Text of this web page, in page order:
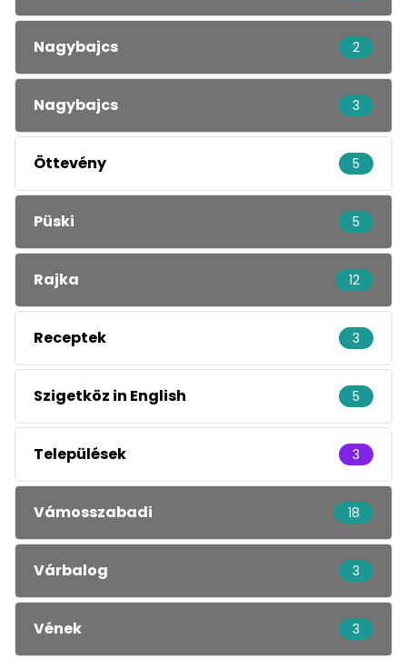
Nagybajcs 2
Nagybajcs 3
Öttevény 5
Püski 5
Rajka 12
Receptek 3
Szigetköz in English 5
Települések 3
Vámosszabadi 18
Várbalog 3
Vének 3